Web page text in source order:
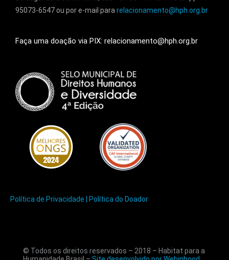
95073-6547 ou por e-mail para relacionamento@hph.org.br
Faça uma doação via PIX: relacionamento@hph.org.br
Política de Privacidade | Política do Doador
© Todos os direitos reservados – 2018 – Habitat para a